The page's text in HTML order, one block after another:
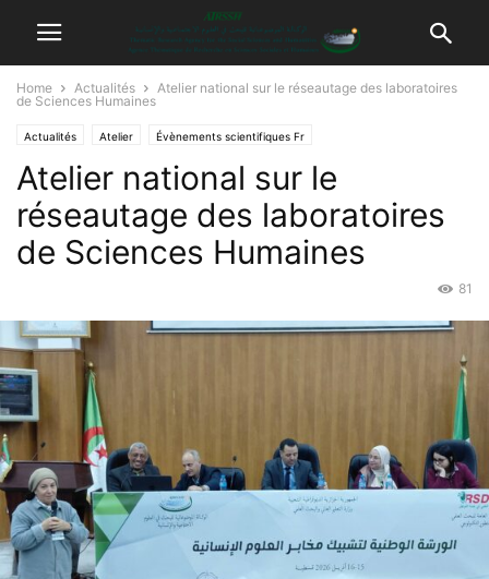
Home Actualités
Atelier national sur le réseautage des laboratoires
de Sciences Humaines
Actualités Atelier Évènements scientifiques Fr
Atelier national sur le
réseautage des laboratoires
de Sciences Humaines
81